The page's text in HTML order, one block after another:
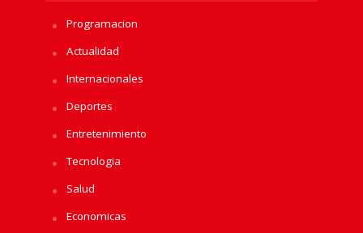
Programacion
Actualidad
Internacionales
Deportes
Entretenimiento
Tecnologia
Salud
Economicas